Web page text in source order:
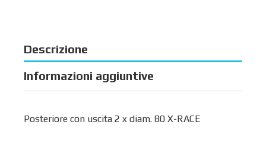
Descrizione
Informazioni aggiuntive
Posteriore con uscita 2 x diam. 80 X-RACE